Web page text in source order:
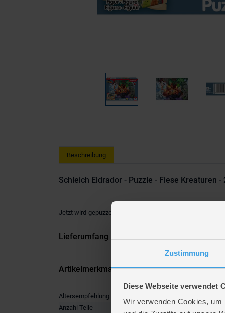
Zustimmung
Diese Webseite verwendet
Wir verwenden Cookies,
Beschreibung
Schleich Eldrador - Puzzle - Fiese Kreaturen -
Jetzt wird gepuzzelt! Entdecke tolle mit
Lieferumfang
Artikelmerkmale
Altersempfehlung
Anzahl Teile
200